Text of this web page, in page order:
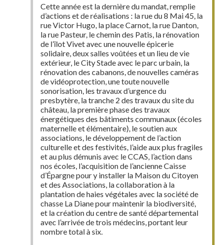
Cette année est la dernière du mandat, remplie
d’actions et de réalisations : la rue du 8 Mai 45, la
rue Victor Hugo, la place Carnot, la rue Danton,
la rue Pasteur, le chemin des Patis, la rénovation
de l’îlot Vivet avec une nouvelle épicerie
solidaire, deux salles voûtées et un lieu de vie
extérieur, le City Stade avec le parc urbain, la
rénovation des cabanons, de nouvelles caméras
de vidéoprotection, une toute nouvelle
sonorisation, les travaux d’urgence du
presbytère, la tranche 2 des travaux du site du
château, la première phase des travaux
énergétiques des bâtiments communaux (écoles
maternelle et élémentaire), le soutien aux
associations, le développement de l’action
culturelle et des festivités, l’aide aux plus fragiles
et au plus démunis avec le CCAS, l’action dans
nos écoles, l’acquisition de l’ancienne Caisse
d’Épargne pour y installer la Maison du Citoyen
et des Associations, la collaboration à la
plantation de haies végétales avec la société de
chasse La Diane pour maintenir la biodiversité,
et la création du centre de santé départemental
avec l’arrivée de trois médecins, portant leur
nombre total à six.